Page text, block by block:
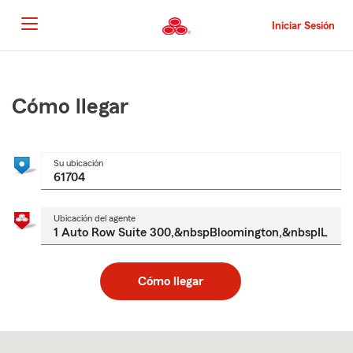
al
contenido
principal
Iniciar Sesión
principal
Cómo llegar
Su ubicación
Ubicación del agente
Cómo llegar
to